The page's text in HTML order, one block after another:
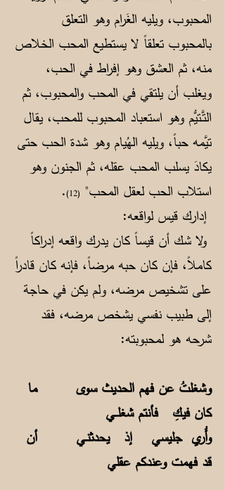
المحبوب، ويليه الغَرام وهو التعلق
بالمحبوب تعلقاً لا يستطيع المحب الخلاص
منه، ثم العشق وهو إفراط في الحب،
ويغلب أن يلتقي في المحب والمحبوب، ثم
التَّـتيُّم وهو استعباد المحبوب للمحب، يقال
تيَّمه حباً، ويليه الهُيام وهو شدة الحب حتى
يكادَ يسلب المحب عقله، ثم الجنون وهو
استلاب الحب لعقل المحب" (12)
.
إدارك قيس لواقعه:
ولا شك أن قيساً كان يدرك واقعه إدراكاً
كاملاً، فإن كان حبه مرضاً، فإنه كان قادراً
على تشخيص مرضه، ولم يكن في حاجة
إلى طبيب نفسي يشخص مرضه، فقد
شرحه هو لمحبوبته:
وشغلتُ عن فهم الحديث سوى ما
كان فيكِ فأنتم شغلــي
وأُري جليسي إذ يحدثنـي أن
قد فهمت وعندكم عقلي